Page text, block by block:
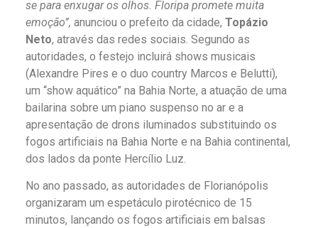
se para enxugar os olhos. Floripa promete muita
emoção”, anunciou o prefeito da cidade, Topázio
Neto, através das redes sociais. Segundo as
autoridades, o festejo incluirá shows musicais
(Alexandre Pires e o duo country Marcos e Belutti),
um “show aquático” na Bahia Norte, a atuação de uma
bailarina sobre um piano suspenso no ar e a
apresentação de drons iluminados substituindo os
fogos artificiais na Bahia Norte e na Bahia continental,
dos lados da ponte Hercílio Luz.
No ano passado, as autoridades de Florianópolis
organizaram um espetáculo pirotécnico de 15
minutos, lançando os fogos artificiais em balsas